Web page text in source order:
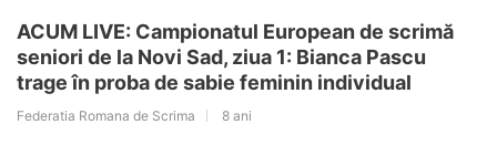
ACUM LIVE: Campionatul European de scrimă
seniori de la Novi Sad, ziua 1: Bianca Pascu
trage în proba de sabie feminin individual
Federatia Romana de Scrima 8 ani